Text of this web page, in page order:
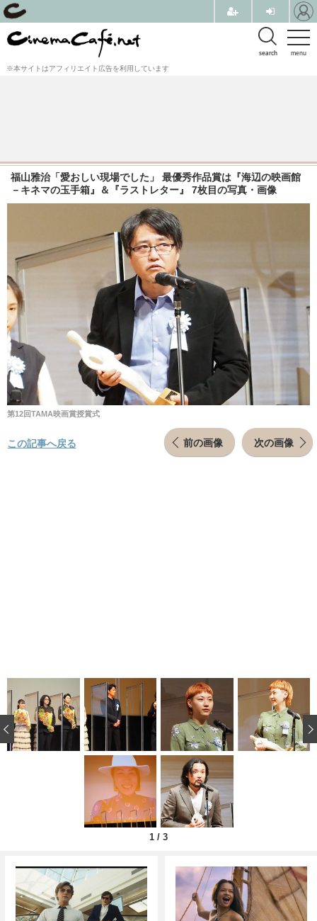
menu
search
※本サイトはアフィリエイト広告を利用しています
福山雅治「愛おしい現場でした」 最優秀作品賞は『海辺の映画館
－キネマの玉手箱』＆『ラストレター』 7枚目の写真・画像
第12回TAMA映画賞授賞式
前の画像 次の画像
この記事へ戻る
1 / 3
‹